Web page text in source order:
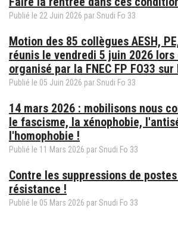
Publié le 22 Juin 2026 parSnudi Fo 33
Motion des 85 collègues AESH,
réunis le vendredi 5 juin 2026 lors
organisé par la FNEC FP FO33
Publié le 05 Juin 2026 parSnudi Fo 33
14 mars 2026 : mobilisons nous
le fascisme, la xénophobie,
l'homophobie !
Publié le 11 Mars 2026 parSnudi Fo 33
Contre les suppressions de
résistance !
Publié le 05 Mars 2026 parSnudi Fo 33